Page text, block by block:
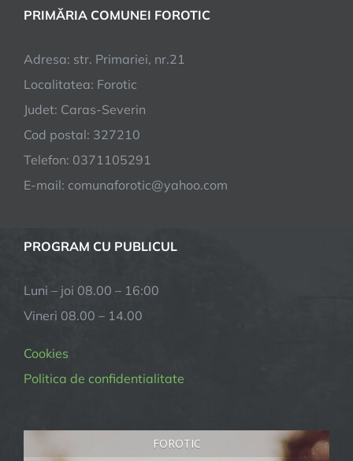
PRIMĂRIA COMUNEI FOROTIC
Adresa: str. Primariei, nr.21
Localitatea: Forotic
Judet: Caras-Severin
Cod postal: 327210
Telefon: 0371105291
E-mail: comunaforotic@yahoo.com
PROGRAM CU PUBLICUL
Luni – joi 08.00 – 16:00
Vineri 08.00 – 14.00
Cookies
Politica de confidentialitate
FOROTIC